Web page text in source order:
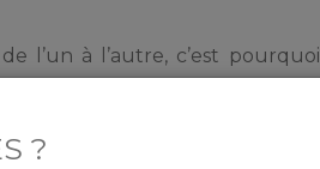
l’un à l’autre, c’est pourquoi
?